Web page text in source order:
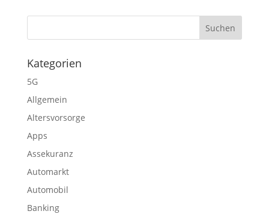
Kategorien
5G
Allgemein
Altersvorsorge
Apps
Assekuranz
Automarkt
Automobil
Banking